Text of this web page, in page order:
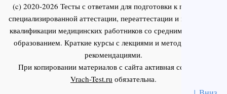
(c) 2020-2026 Тесты с ответами для подготовки к первичной
специализированной аттестации, переаттестации и повышения
квалификации медицинских работников со средним и высшим
образованием. Краткие курсы с лекциями и методическими
рекомендациями.
При копировании материалов с сайта активная ссылка на
Vrach-Test.ru обязательна.